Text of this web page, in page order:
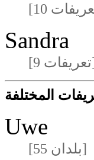
Sandra
المختلفة
Uwe
[55 بلدان]